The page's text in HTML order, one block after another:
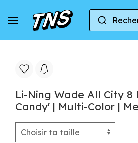
Accueil Li Ning Way of Wade
Li-Ning Wade All City 8
Candy' | Multi-Color |